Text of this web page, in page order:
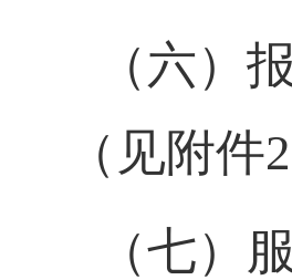
（六）
（见附件
（七）